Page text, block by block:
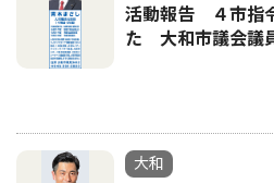
活動報告 ４市指
た 大和市議会議
大和